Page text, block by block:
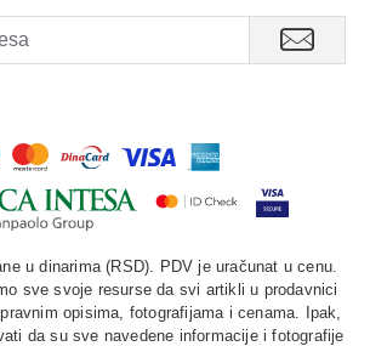
u dinarima (RSD). PDV je uračunat u cenu.
sve svoje resurse da svi artikli u prodavnici
opisima, fotografijama i cenama. Ipak,
da su sve navedene informacije i fotografije